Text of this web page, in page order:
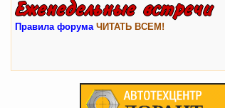
Правила форума ЧИТАТЬ ВСЕМ!